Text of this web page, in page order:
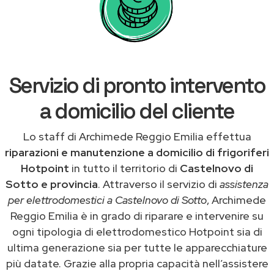
Servizio di pronto intervento
a domicilio del cliente
Lo staff di Archimede Reggio Emilia effettua
riparazioni e manutenzione a domicilio di frigoriferi
Hotpoint in tutto il territorio di Castelnovo di
Sotto e provincia. Attraverso il servizio di assistenza
per elettrodomestici a Castelnovo di Sotto, Archimede
Reggio Emilia è in grado di riparare e intervenire su
ogni tipologia di elettrodomestico Hotpoint sia di
ultima generazione sia per tutte le apparecchiature
più datate. Grazie alla propria capacità nell’assistere